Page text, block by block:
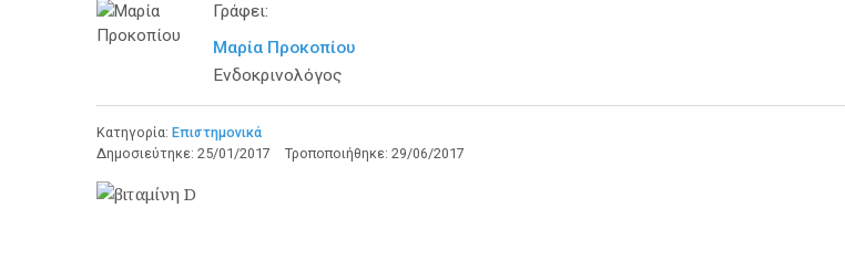
Γράφει:
Μαρία Προκοπίου
Ενδοκρινολόγος
Κατηγορία: Επιστημονικά
Δημοσιεύτηκε: 25/01/2017 Τροποποιήθηκε: 29/06/2017